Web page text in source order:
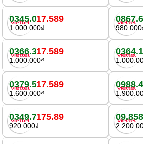
0345.017.589
1.000.000₫
0867.6
0366.317.589
1.000.000₫
0364.1
0379.517.589
1.600.000₫
0988.4
0349.7175.89
920.000₫
09.858